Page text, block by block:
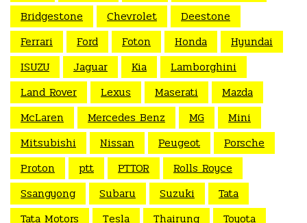
Bridgestone
Chevrolet
Deestone
Ferrari
Ford Foton Honda
Hyundai
ISUZU
Jaguar Kia
Lamborghini
Land Rover
Lexus Maserati
Mazda
McLaren
Mercedes Benz MG
Mini
Mitsubishi
Nissan Peugeot
Porsche
Proton
ptt PTTOR
Rolls Royce
Ssangyong
Subaru Suzuki
Tata
Tata Motors
Tesla Thairung Toyota